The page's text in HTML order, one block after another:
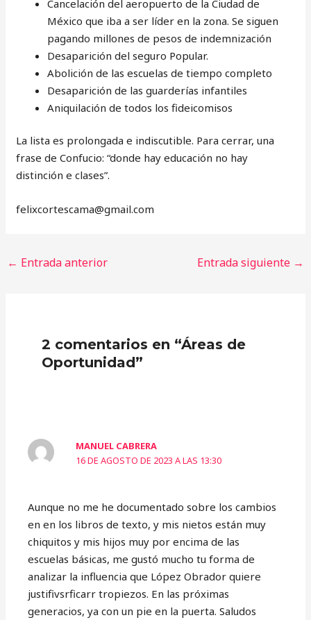
Cancelación del aeropuerto de la Ciudad de
México que iba a ser líder en la zona. Se siguen
pagando millones de pesos de indemnización
Desaparición del seguro Popular.
Abolición de las escuelas de tiempo completo
Desaparición de las guarderías infantiles
Aniquilación de todos los fideicomisos
La lista es prolongada e indiscutible. Para cerrar, una
frase de Confucio: “donde hay educación no hay
distinción e clases”.
‎felixcortescama@gmail.com
← Entrada anterior Entrada siguiente →
2 comentarios en “Áreas de
Oportunidad”
MANUEL CABRERA
16 DE AGOSTO DE 2023 A LAS 13:30
Aunque no me he documentado sobre los cambios
en en los libros de texto, y mis nietos están muy
chiquitos y mis hijos muy por encima de las
escuelas básicas, me gustó mucho tu forma de
analizar la influencia que López Obrador quiere
justifivsrficarr tropiezos. En las próximas
generacios, ya con un pie en la puerta. Saludos